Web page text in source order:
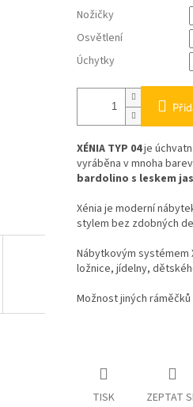
Nožičky
Osvětlení
Úchytky
XÉNIA TYP 04je
vyráběna v mnoha
bardolino s leskem
Xénia je moderní
stylem bez zdobných
Nábytkovým systémem
ložnice, jídelny,
Možnost jiných
TISK ZEPTAT